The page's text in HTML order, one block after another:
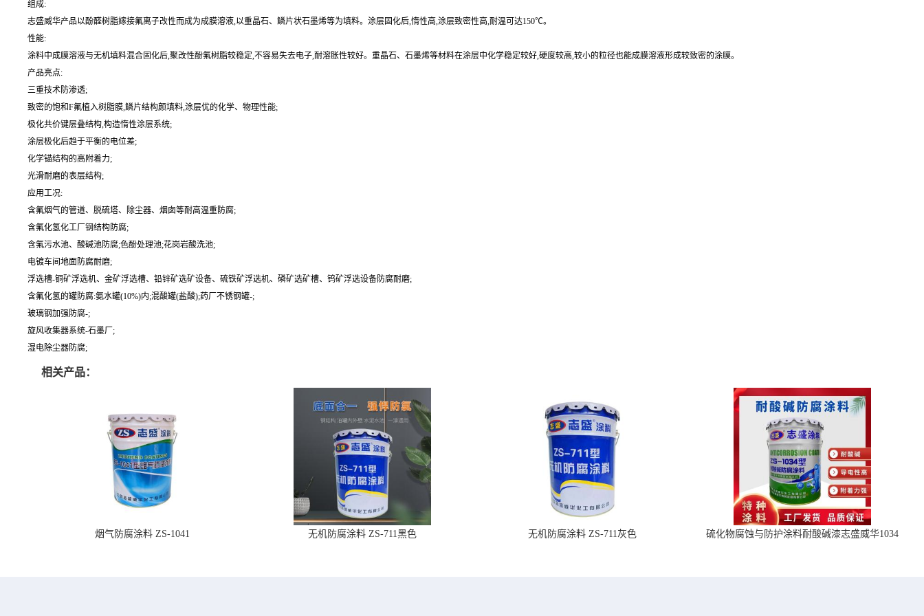
组成:
志盛威华产品以酚醛树脂嫁接氟离子改性而成为成膜溶液,以重晶石、鳞片状石墨烯等为填料。涂层固化后,惰性高,涂层致密性高,耐温可达150℃。
性能:
涂料中成膜溶液与无机填料混合固化后,聚改性酚氟树脂较稳定,不容易失去电子,耐溶胀性较好。重晶石、石墨烯等材料在涂层中化学稳定较好,硬度较高,较小的粒径也能成膜溶液形成较致密的涂膜。
产品亮点:
三重技术防渗透;
致密的饱和F氟植入树脂膜,鳞片结构颜填料,涂层优的化学、物理性能;
极化共价键层叠结构,构造惰性涂层系统;
涂层极化后趋于平衡的电位差;
化学锚结构的高附着力;
光滑耐磨的表层结构;
应用工况:
含氟烟气的管道、脱硫塔、除尘器、烟囱等耐高温重防腐;
含氟化氢化工厂钢结构防腐;
含氟污水池、酸碱池防腐;色酚处理池;花岗岩酸洗池;
电镀车间地面防腐耐磨;
浮选槽-铜矿浮选机、金矿浮选槽、铅锌矿选矿设备、硫铁矿浮选机、磷矿选矿槽、钨矿浮选设备防腐耐磨;
含氟化氢的罐防腐:氨水罐(10%)内;混酸罐(盐酸);药厂不锈钢罐-;
玻璃钢加强防腐-;
旋风收集器系统-石墨厂;
湿电除尘器防腐;
相关产品：
烟气防腐涂料 ZS-1041 无机防腐涂料 ZS-711黑色 无机防腐涂料 ZS-711灰色 硫化物腐蚀与防护涂料耐酸碱漆志盛威华1034